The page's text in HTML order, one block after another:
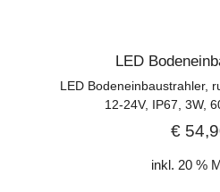
LED
LED Bodeneinbaustrahler,
12-24V, IP67, 3W,
€
inkl. 20 %